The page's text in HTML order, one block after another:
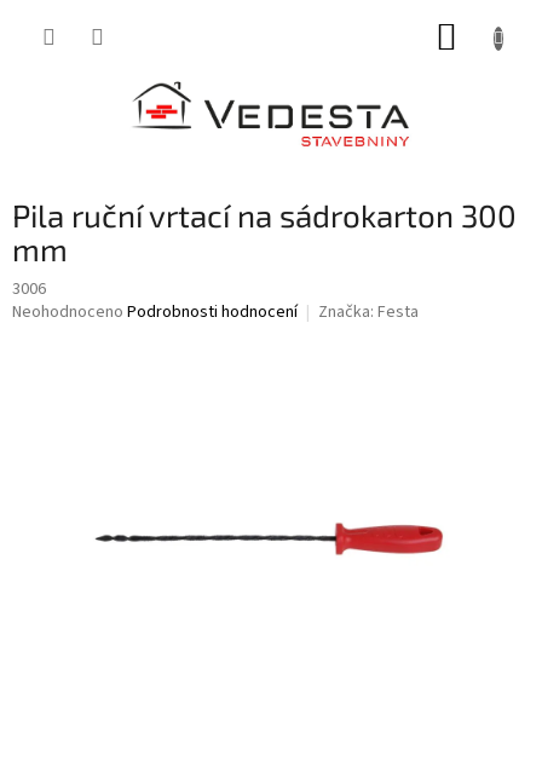
Pila ruční vrtací na sádrokarton 300
mm
3006
Průměrné
Neohodnoceno Podrobnosti hodnocení Značka: Festa